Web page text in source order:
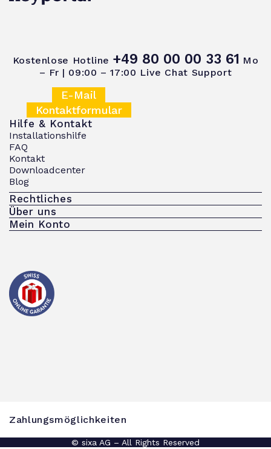
Kostenlose Hotline +49 80 00 00 33 61 Mo
– Fr | 09:00 – 17:00 Live Chat Support
E-Mail
Kontaktformular
Hilfe & Kontakt
Installationshilfe
FAQ
Kontakt
Downloadcenter
Blog
Rechtliches
Über uns
Mein Konto
Zahlungsmöglichkeiten
© sixa AG – All Rights Reserved